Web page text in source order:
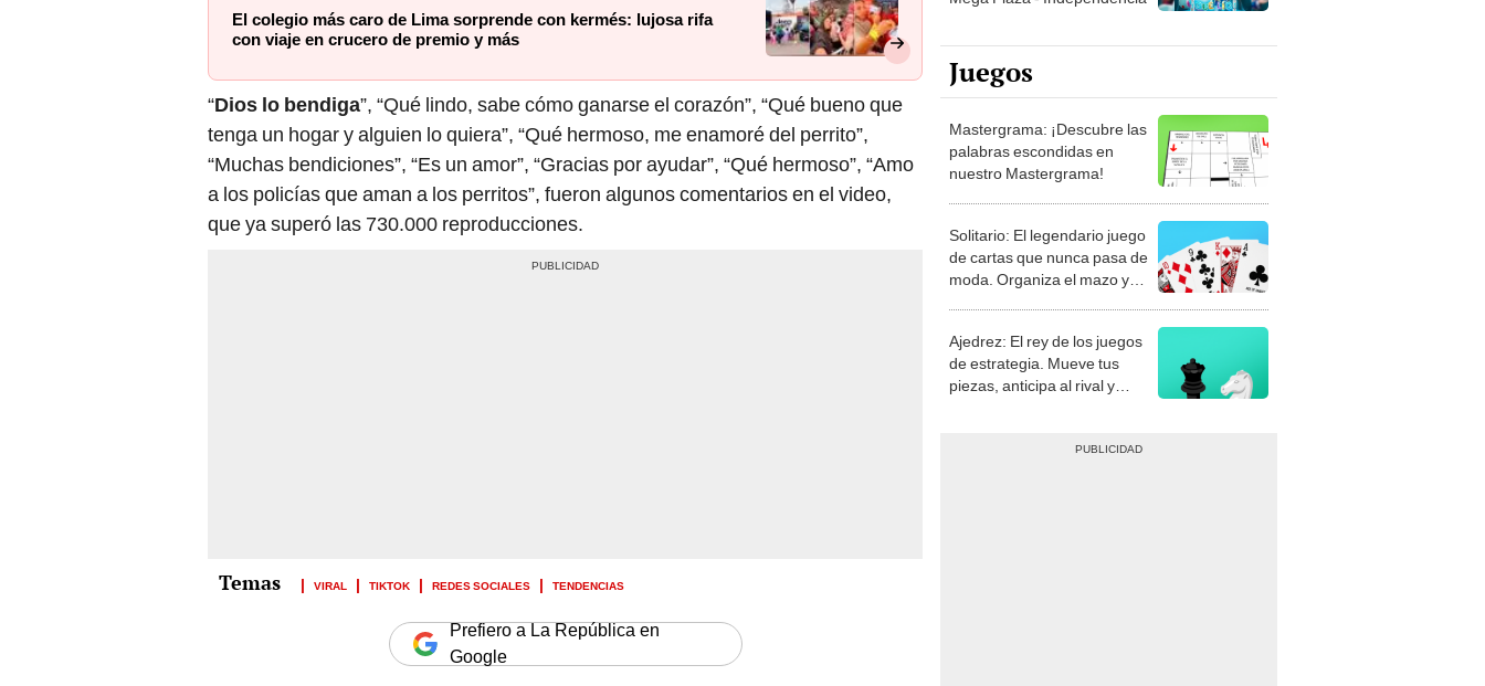
El colegio más caro de Lima sorprende con kermés: lujosa rifa
con viaje en crucero de premio y más
“Dios lo bendiga”, “Qué lindo, sabe cómo ganarse el corazón”, “Qué bueno que
tenga un hogar y alguien lo quiera”, “Qué hermoso, me enamoré del perrito”,
“Muchas bendiciones”, “Es un amor”, “Gracias por ayudar”, “Qué hermoso”, “Amo
a los policías que aman a los perritos”, fueron algunos comentarios en el video,
que ya superó las 730.000 reproducciones.
VIRAL TIKTOK REDES SOCIALES TENDENCIAS
Prefiero a La República en
Google
Juegos
Mastergrama: ¡Descubre las
palabras escondidas en
nuestro Mastergrama!
Solitario: El legendario juego
de cartas que nunca pasa de
moda. Organiza el mazo y
Ajedrez: El rey de los juegos
de estrategia. Mueve tus
piezas, anticipa al rival y